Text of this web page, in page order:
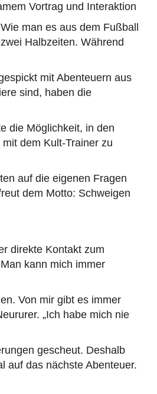
Vortrag und Interaktion
man es aus dem Fußball
Halbzeiten. Während
mit Abenteuern aus
sind, haben die
die Möglichkeit, in den
dem Kult-Trainer zu
auf die eigenen Fragen
dem Motto: Schweigen
direkte Kontakt zum
kann mich immer
Von mir gibt es immer
„Ich habe mich nie
gescheut. Deshalb
auf das nächste Abenteuer.